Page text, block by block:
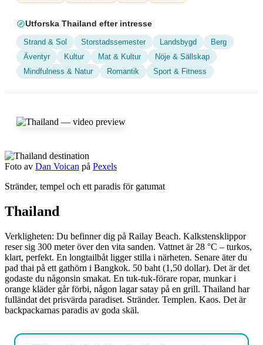
Utforska Thailand efter intresse
Strand & Sol Storstadssemester Landsbygd
Berg
Äventyr
Kultur Mat & Kultur
Nöje & Sällskap
Mindfulness & Natur
Romantik Sport & Fitness
Foto av Dan Voican på Pexels
Stränder, tempel och ett paradis för gatumat
Thailand
Verkligheten: Du befinner dig på Railay Beach. Kalkstensklippor
reser sig 300 meter över den vita sanden. Vattnet är 28 °C – turkos,
klart, perfekt. En longtailbåt ligger stilla i närheten. Senare äter du
pad thai på ett gathörn i Bangkok. 50 baht (1,50 dollar). Det är det
godaste du någonsin smakat. En tuk-tuk-förare ropar, munkar i
orange kläder går förbi, någon lagar satay på en grill. Thailand har
fulländat det prisvärda paradiset. Stränder. Templen. Kaos. Det är
backpackarnas paradis av goda skäl.